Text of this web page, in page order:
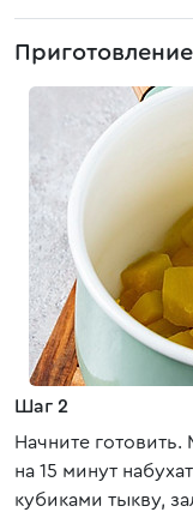
Приготовление
Шаг 2
Начните
на 15 минут
кубиками тыкву,